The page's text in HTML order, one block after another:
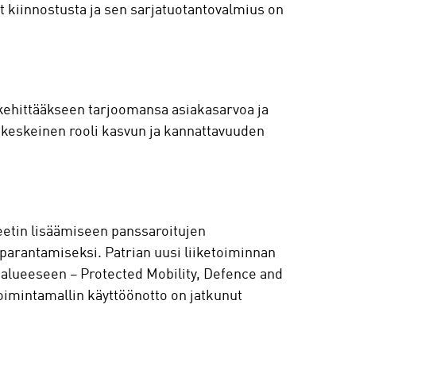
kiinnostusta ja sen sarjatuotantovalmius on
tarjoomansa asiakasarvoa ja
rooli kasvun ja kannattavuuden
lisäämiseen panssaroitujen
Patrian uusi liiketoiminnan
– Protected Mobility, Defence and
käyttöönotto on jatkunut